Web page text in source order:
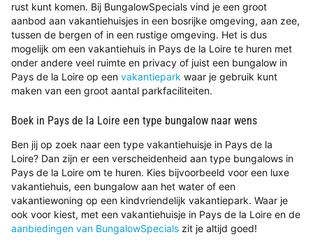
rust kunt komen. Bij BungalowSpecials vind je een groot
aanbod aan vakantiehuisjes in een bosrijke omgeving, aan zee,
tussen de bergen of in een rustige omgeving. Het is dus
mogelijk om een vakantiehuis in Pays de la Loire te huren met
onder andere veel ruimte en privacy of juist een bungalow in
Pays de la Loire op een vakantiepark waar je gebruik kunt
maken van een groot aantal parkfaciliteiten.
Boek in Pays de la Loire een type bungalow naar wens
Ben jij op zoek naar een type vakantiehuisje in Pays de la
Loire? Dan zijn er een verscheidenheid aan type bungalows in
Pays de la Loire om te huren. Kies bijvoorbeeld voor een luxe
vakantiehuis, een bungalow aan het water of een
vakantiewoning op een kindvriendelijk vakantiepark. Waar je
ook voor kiest, met een vakantiehuisje in Pays de la Loire en de
aanbiedingen van BungalowSpecials zit je altijd goed!